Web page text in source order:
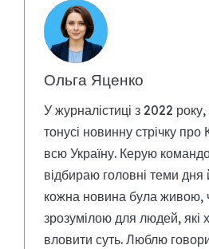
Ольга Яценко
У журналістиці з 2022
тонусі новинну стрічку про
всю Україну. Керую
відбираю головні теми
кожна новина була живою,
зрозумілою для людей, які
вловити суть. Люблю